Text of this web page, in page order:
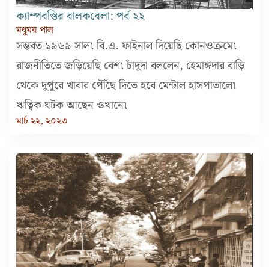
ক্যাম্পবস্তির বালকবেলা: পর্ব ২২
মধুময় পাল
সম্ভবত ১৯৬৯ সাল৷ বি.এ. ফাইনাল দিয়েছি কোনওক্রমে৷
রাজনীতিতে জড়িয়েছি বেশ৷ চাঁদুদা বললেন, হেমাঙ্গদার বাড়ি
থেকে দুপুরে খাবার পৌঁছে দিতে হবে মেন্টাল হাসপাতালে৷
ঋত্বিক ঘটক আছেন ওখানে৷
মার্চ ২২, ২০২৩